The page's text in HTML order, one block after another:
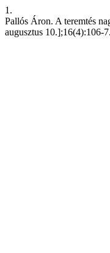
1.
Pallós Áron. A teremtés
augusztus 10.];16(4):106-